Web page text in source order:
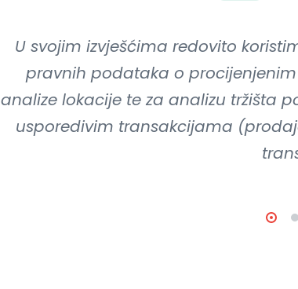
U svojim izvješćima redovito
pravnih podataka o
analize lokacije te za analizu tržišta
usporedivim transakcijama